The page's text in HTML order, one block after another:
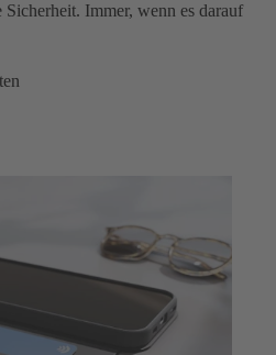
Immer, wenn es darauf